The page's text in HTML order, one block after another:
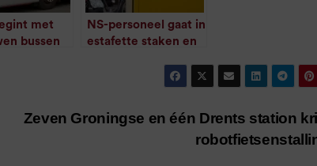
met
bussen
NS-personeel gaat in
estafette staken en
minuut leestijd
Zeven Groningse en één Drents station